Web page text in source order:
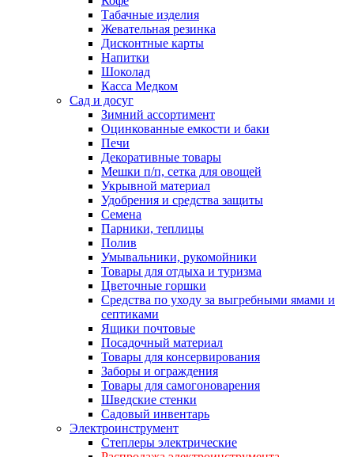
Табачные изделия
Жевательная резинка
Дисконтные карты
Напитки
Шоколад
Касса Медком
Сад и досуг
Зимний ассортимент
Оцинкованные емкости и баки
Печи
Декоративные товары
Мешки п/п, сетка для овощей
Укрывной материал
Удобрения и средства защиты
Семена
Парники, теплицы
Полив
Умывальники, рукомойники
Товары для отдыха и туризма
Цветочные горшки
Средства по уходу за выгребными ямами и
септиками
Ящики почтовые
Посадочный материал
Товары для консервирования
Заборы и ограждения
Товары для самогоноварения
Шведские стенки
Садовый инвентарь
Электроинструмент
Степлеры электрические